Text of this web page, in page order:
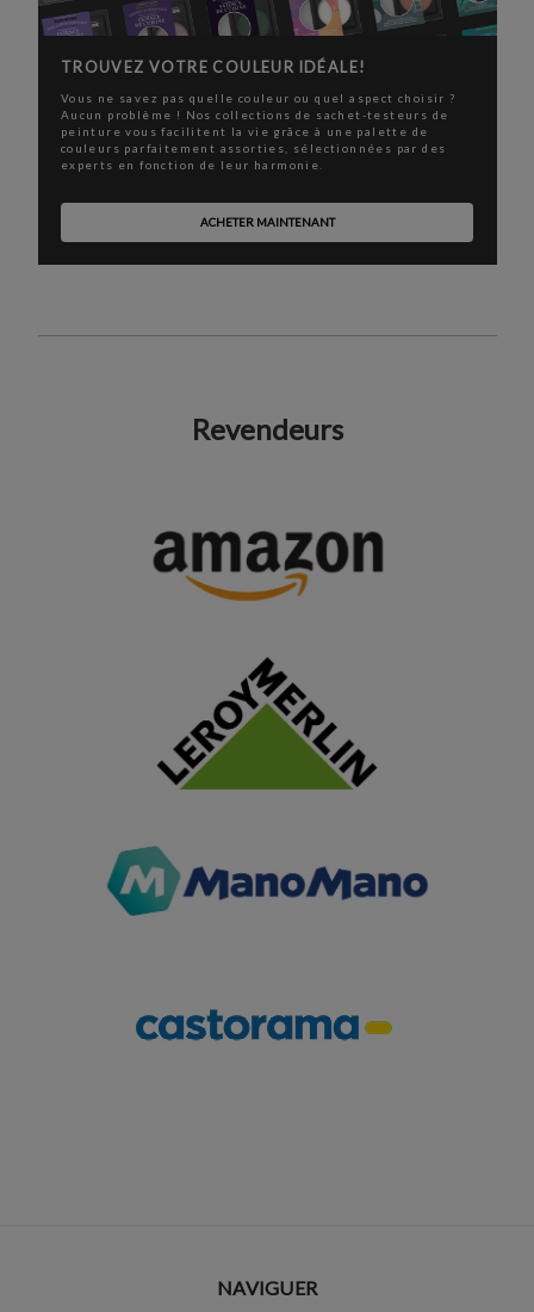
TROUVEZ VOTRE COULEUR IDÉALE!
Vous ne savez pas quelle couleur ou quel aspect choisir ?
Aucun problème ! Nos collections de sachet-testeurs de
peinture vous facilitent la vie grâce à une palette de
couleurs parfaitement assorties, sélectionnées par des
experts en fonction de leur harmonie.
ACHETER MAINTENANT
Revendeurs
NAVIGUER